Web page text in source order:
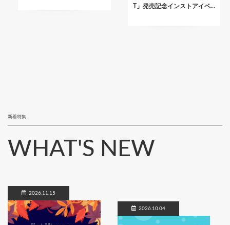
T」発売記念インストアイベ…
新着特集
WHAT'S NEW
2026.11.15
2026.10.04